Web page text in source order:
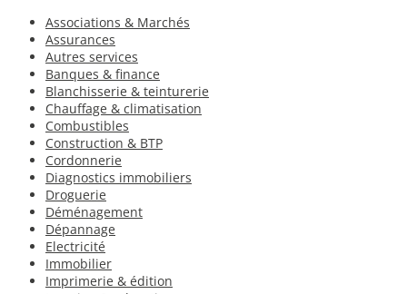
Associations & Marchés
Assurances
Autres services
Banques & finance
Blanchisserie & teinturerie
Chauffage & climatisation
Combustibles
Construction & BTP
Cordonnerie
Diagnostics immobiliers
Droguerie
Déménagement
Dépannage
Electricité
Immobilier
Imprimerie & édition